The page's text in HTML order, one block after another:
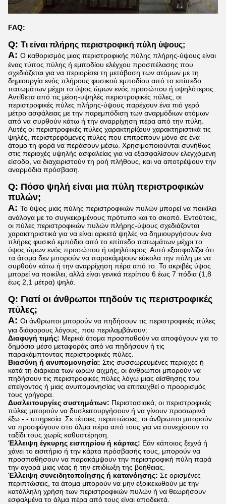
FAQ:
Q: Τι είναι πλήρης περιστροφική πύλη ύψους;
Α: Ο καθορισμός μιας περιστροφικής πύλης πλήρης-ύψους είναι
ένας τύπος πύλης ή εμποδίου ελέγχου προσπέλασης που
σχεδιάζεται για να περιορίσει τη μετάβαση των ατόμων με τη
δημιουργία ενός πλήρους φυσικού εμποδίου από το επίπεδο
πατωμάτων μέχρι το ύψος ώμων ενός προσώπου ή υψηλότερος.
Αντίθετα από τις μέση-υψηλές περιστροφικές πύλες, οι
περιστροφικές πύλες πλήρης-ύψους παρέχουν ένα πιό γερό
μέτρο ασφάλειας με την παρεμπόδιση των αναρμόδιων ατόμων
από να συρθούν κάτω ή την αναρρίχηση πέρα από την πύλη.
Αυτές οι περιστροφικές πύλες χαρακτηρίζουν χαρακτηριστικά τις
ψηλές, περιστρεφόμενες πύλες που επιτρέπουν μόνο σε ένα
άτομο τη φορά να περάσουν μέσω. Χρησιμοποιούνται συνήθως
στις περιοχές υψηλής ασφαλείας για να εξασφαλίσουν ελεγχόμενη
είσοδο, να διαχειριστούν τη ροή πλήθους, και να αποτρέψουν την
αναρμόδια πρόσβαση.
Q: Πόσο ψηλή είναι μια πύλη περιστροφικών
πυλών;
Α: Το ύψος μιας πύλης περιστροφικών πυλών μπορεί να ποικίλει
ανάλογα με το συγκεκριμένους πρότυπο και το σκοπό. Εντούτοις,
οι πύλες περιστροφικών πυλών πλήρης-ύψους σχεδιάζονται
χαρακτηριστικά για να είναι αρκετά ψηλές να δημιουργήσουν ένα
πλήρες φυσικό εμπόδιο από το επίπεδο πατωμάτων μέχρι το
ύψος ώμων ενός προσώπου ή υψηλότερος. Αυτό εξασφαλίζει ότι
τα άτομα δεν μπορούν να παρακάμψουν εύκολα την πύλη με να
συρθούν κάτω ή την αναρρίχηση πέρα από το. Το ακριβές ύψος
μπορεί να ποικίλει, αλλά είναι γενικά περίπου 6 έως 7 πόδια (1,8
έως 2,1 μέτρα) ψηλά.
Q: Γιατί οι άνθρωποι πηδούν τις περιστροφικές
πύλες;
Α: Οι άνθρωποι μπορούν να πηδήσουν τις περιστροφικές πύλες
για διάφορους λόγους, που περιλαμβάνουν:
Διαφυγή τιμής: Μερικά άτομα προσπαθούν να αποφύγουν για το
δημόσιο μέσο μεταφοράς από να πηδήσουν ή τις
παρακάμπτοντας περιστροφικές πύλες.
Βιασύνη ή ανυπομονησία: Στις συσσωρευμένες περιοχές ή
κατά τη διάρκεια των ωρών αιχμής, οι άνθρωποι μπορούν να
πηδήσουν τις περιστροφικές πύλες λόγω μιας αίσθησης του
επείγοντος ή μιας ανυπομονησίας να επιτευχθεί ο προορισμός
τους γρήγορα.
Δυσλειτουργίες συστημάτων: Περιστασιακά, οι περιστροφικές
πύλες μπορούν να δυσλειτουργήσουν ή να γίνουν προσωρινά
έξω - - υπηρεσία. Σε τέτοιες περιπτώσεις, οι άνθρωποι μπορούν
να προσφύγουν στο άλμα πέρα από τους για να συνεχίσουν το
ταξίδι τους χωρίς καθυστέρηση.
Έλλειψη έγκυρης εισιτηρίου ή κάρτας: Εάν κάποιος ξεχνά ή
χάνει το εισιτήριο ή την κάρτα πρόσβασής τους, μπορούν να
προσπαθήσουν να παρακάμψουν την περιστροφική πύλη παρά
την αγορά μιας νέας ή την επιδίωξη της βοήθειας.
Έλλειψη συνειδητοποίησης ή κατανόησης: Σε ορισμένες
περιπτώσεις, τα άτομα μπορούν να μην εξοικειωθούν με την
κατάλληλη χρήση των περιστροφικών πυλών ή να θεωρήσουν
εσφαλμένα το άλμα πέρα από τους είναι αποδεκτά.